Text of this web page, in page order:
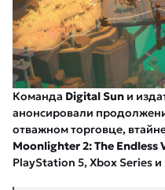
Команда Digital Sun и
анонсировали
отважном торговце,
Moonlighter 2: The Endless
PlayStation 5, Xbox Series